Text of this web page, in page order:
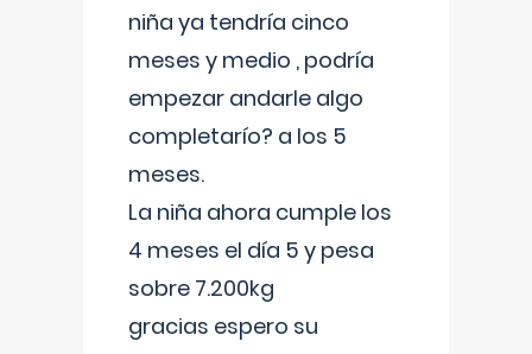
niña ya tendría cinco
meses y medio , podría
empezar andarle algo
completarío? a los 5
meses.
La niña ahora cumple los
4 meses el día 5 y pesa
sobre 7.200kg
gracias espero su